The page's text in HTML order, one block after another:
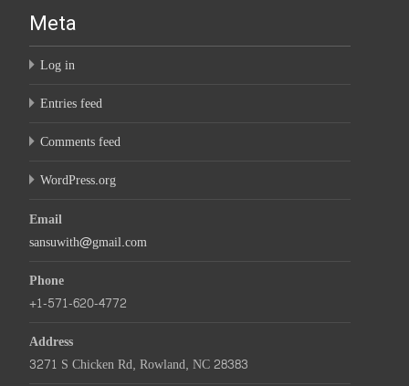
Meta
Log in
Entries feed
Comments feed
WordPress.org
Email
sansuwith@gmail.com
Phone
+1-571-620-4772
Address
3271 S Chicken Rd, Rowland, NC 28383